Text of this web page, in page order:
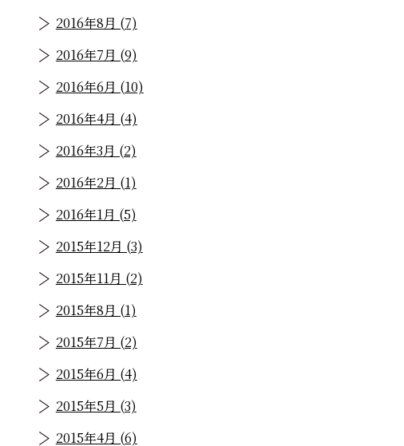
2016年8月 (7)
2016年7月 (9)
2016年6月 (10)
2016年4月 (4)
2016年3月 (2)
2016年2月 (1)
2016年1月 (5)
2015年12月 (3)
2015年11月 (2)
2015年8月 (1)
2015年7月 (2)
2015年6月 (4)
2015年5月 (3)
2015年4月 (6)